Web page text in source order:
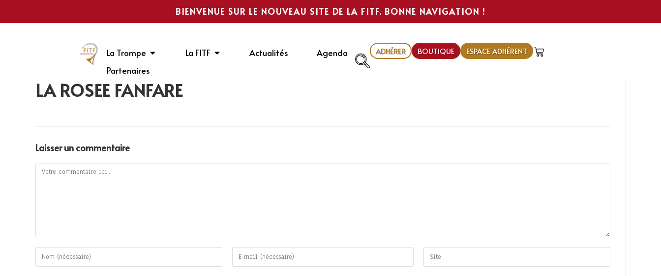
BIENVENUE SUR LE NOUVEAU SITE DE LA FITF. BONNE NAVIGATION !
La Trompe La FITF Actualités
Agenda
Partenaires
ADHÉRER BOUTIQUE ESPACE ADHÉRENT
LA ROSÉE FANFARE
Laisser un commentaire